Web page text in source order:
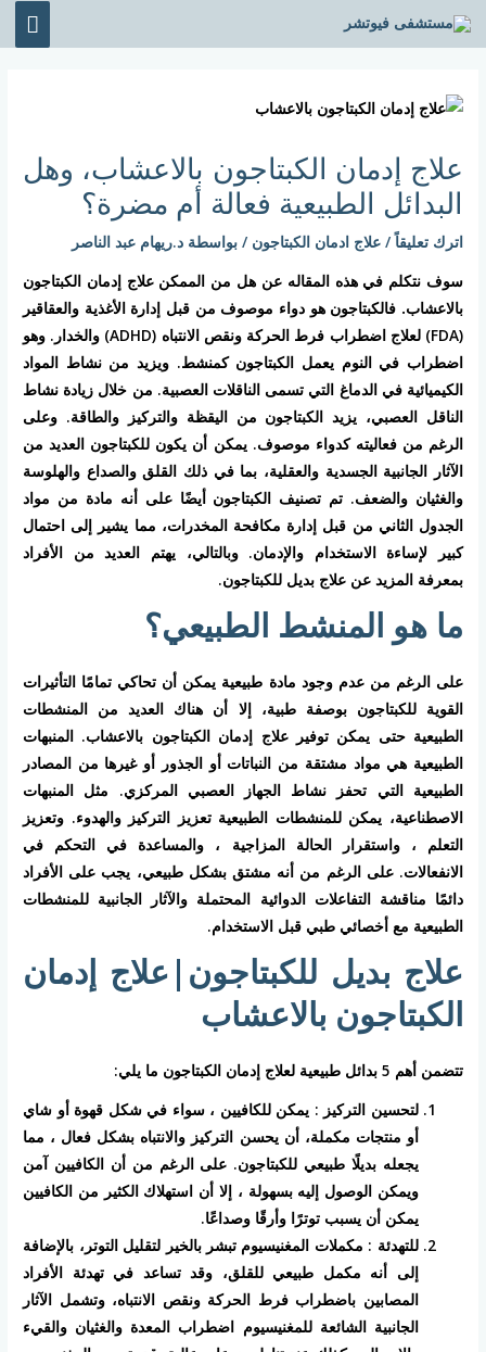
تخطي
إلى
علاج إدمان الكبتاجون بالاعشاب، وهل
البدائل الطبيعية فعالة أم مضرة؟
اترك تعليقاً /علاج ادمان الكبتاجون / بواسطة د.ريهام عبد الناصر
سوف نتكلم في هذه المقاله عن هل من الممكنعلاج إدمان الكبتاجون
بالاعشاب. فالكبتاجون هو دواء موصوف من قبل إدارة الأغذية والعقاقير
(FDA) لعلاج اضطراب فرط الحركة ونقص الانتباه (ADHD) والخدار. وهو
اضطراب في النوم يعمل الكبتاجون كمنشط. ويزيد من نشاط المواد
الكيميائية في الدماغ التي تسمى الناقلات العصبية. من خلال زيادة نشاط
الناقل العصبي، يزيد الكبتاجون من اليقظة والتركيز والطاقة. وعلى
الرغم من فعاليته كدواء موصوف. يمكن أن يكون للكبتاجون العديد من
الآثار الجانبية الجسدية والعقلية، بما في ذلك القلق والصداع والهلوسة
والغثيان والضعف. تم تصنيف الكبتاجون أيضًا على أنه مادة من مواد
الجدول الثاني من قبل إدارة مكافحة المخدرات، مما يشير إلى احتمال
كبير لإساءة الاستخدام والإدمان. وبالتالي، يهتم العديد من الأفراد
بمعرفة المزيد عن علاج بديل للكبتاجون.
ما هو المنشط الطبيعي؟
على الرغم من عدم وجود مادة طبيعية يمكن أن تحاكي تمامًا التأثيرات
القوية للكبتاجون بوصفة طبية، إلا أن هناك العديد من المنشطات
الطبيعية حتى يمكن توفير علاج إدمان الكبتاجون بالاعشاب. المنبهات
الطبيعية هي مواد مشتقة من النباتات أو الجذور أو غيرها من المصادر
الطبيعية التي تحفز نشاط الجهاز العصبي المركزي. مثل المنبهات
الاصطناعية، يمكن للمنشطات الطبيعية تعزيز التركيز والهدوء. وتعزيز
التعلم ، واستقرار الحالة المزاجية ، والمساعدة في التحكم في
الانفعالات. على الرغم من أنه مشتق بشكل طبيعي، يجب على الأفراد
دائمًا مناقشة التفاعلات الدوائية المحتملة والآثار الجانبية للمنشطات
الطبيعية مع أخصائي طبي قبل الاستخدام.
علاج بديل للكبتاجون|علاج إدمان
الكبتاجون بالاعشاب
تتضمن أهم 5 بدائل طبيعية لعلاج إدمان الكبتاجون ما يلي:
لتحسين التركيز : يمكن للكافيين ، سواء في شكل قهوة أو شاي
أو منتجات مكملة، أن يحسن التركيز والانتباه بشكل فعال ، مما
يجعله بديلًا طبيعي للكبتاجون. على الرغم من أن الكافيين آمن
ويمكن الوصول إليه بسهولة ، إلا أن استهلاك الكثير من الكافيين
يمكن أن يسبب توترًا وأرقًا وصداعًا.
للتهدئة : مكملات المغنيسيوم تبشر بالخير لتقليل التوتر، بالإضافة
إلى أنه مكمل طبيعي للقلق، وقد تساعد في تهدئة الأفراد
المصابين باضطراب فرط الحركة ونقص الانتباه، وتشمل الآثار
الجانبية الشائعة للمغنيسيوم اضطراب المعدة والغثيان والقيء
navigation